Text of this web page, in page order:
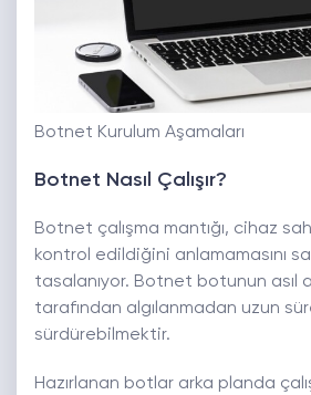
Botnet Kurulum Aşamaları
Botnet Nasıl Çalışır?
Botnet çalışma mantığı, cihaz
kontrol edildiğini anlamamasını
tasalanıyor. Botnet botunun asıl
tarafından algılanmadan uzun
sürdürebilmektir.
Hazırlanan botlar arka planda